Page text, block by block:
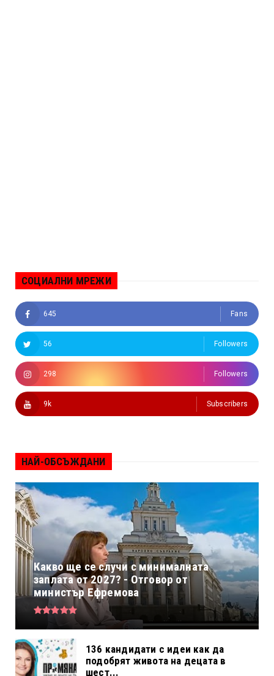
СОЦИАЛНИ МРЕЖИ
645 Fans
56 Followers
298 Followers
9k Subscribers
НАЙ-ОБСЪЖДАНИ
Какво ще се случи с минималната
заплата от 2027? - Отговор от
министър Ефремова
136 кандидати с идеи как да
подобрят живота на децата в
шест...